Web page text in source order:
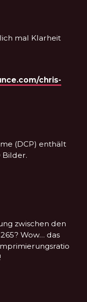
mal Klarheit
chris-
(DCP) enthält
Bilder.
zwischen den
Wow… das